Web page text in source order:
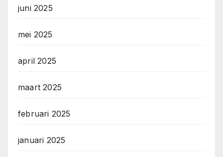
juni 2025
mei 2025
april 2025
maart 2025
februari 2025
januari 2025